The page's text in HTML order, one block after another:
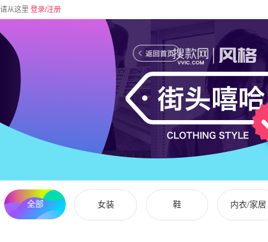
请从这里 登录/注册
全部 女装 鞋 内衣/家居